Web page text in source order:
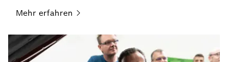
Mehr erfahren